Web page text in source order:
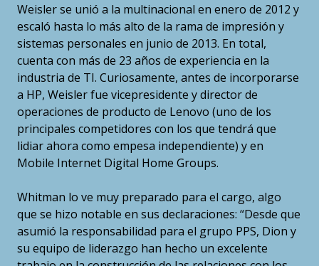
Weisler se unió a la multinacional en enero de 2012 y
escaló hasta lo más alto de la rama de impresión y
sistemas personales en junio de 2013. En total,
cuenta con más de 23 años de experiencia en la
industria de TI. Curiosamente, antes de incorporarse
a HP, Weisler fue vicepresidente y director de
operaciones de producto de Lenovo (uno de los
principales competidores con los que tendrá que
lidiar ahora como empesa independiente) y en
Mobile Internet Digital Home Groups.
Whitman lo ve muy preparado para el cargo, algo
que se hizo notable en sus declaraciones: “Desde que
asumió la responsabilidad para el grupo PPS, Dion y
su equipo de liderazgo han hecho un excelente